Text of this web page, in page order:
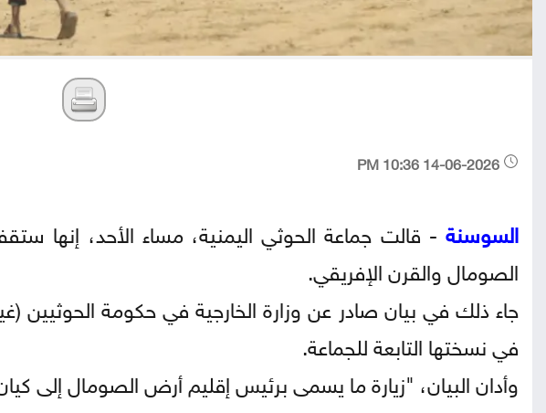
السوسنة - قالت جماعة الحوثي اليمنية، مساء الأحد، إنها
الصومال والقرن الإفريقي.
جاء ذلك في بيان صادر عن وزارة الخارجية في حكومة الحوثيين
في نسختها التابعة للجماعة.
وأدان البيان، "زيارة ما يسمى برئيس إقليم أرض الصومال إلى